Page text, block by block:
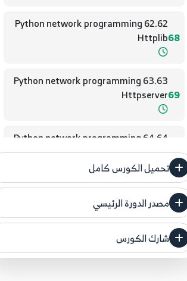
68
62.62 Python network programming
Httplib
69
63.63 Python network programming
Httpserver
70
64.64 Python network programming
Httpserver
71
Httpserver
66.66 Python network programming
تحميل الكورس كامل
مصدر الدورة الرئيسي
فنحن لا ندعي ملكية أي دورة ولهذا نضع المصدر
مصدر الدورة الرئيسي
شارك الكورس